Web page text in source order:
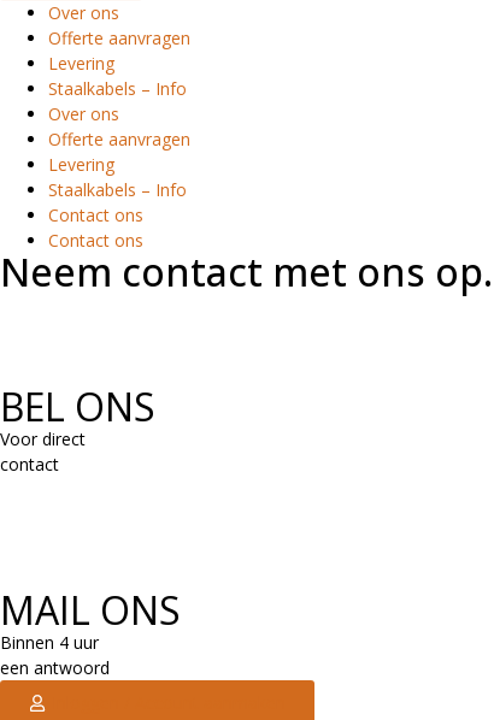
Over ons
Offerte aanvragen
Levering
Staalkabels – Info
Over ons
Offerte aanvragen
Levering
Staalkabels – Info
Contact ons
Contact ons
Neem contact met ons op.
BEL ONS
Voor direct
contact
MAIL ONS
Binnen 4 uur
een antwoord